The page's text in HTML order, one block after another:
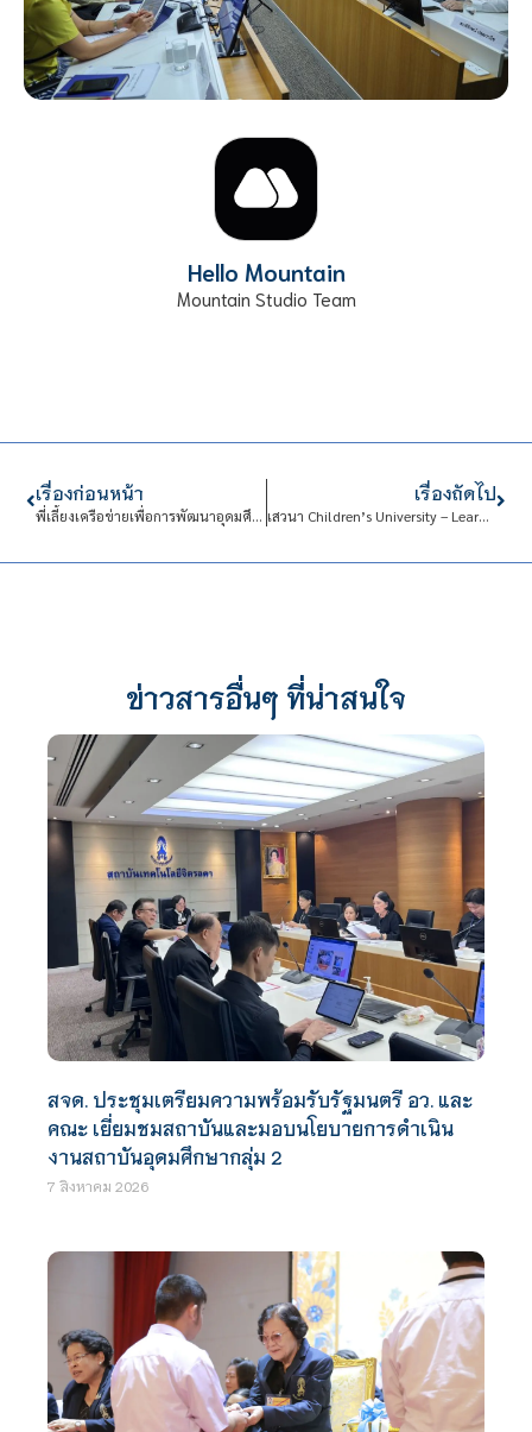
Hello Mountain
Mountain Studio Team
เรื่องก่อนหน้า
พี่เลี้ยงเครือข่ายเพื่อการพัฒนาอุดมศึกษา
เรื่องถัดไป
เสวนา Children’s University – Learning in an Extracurricular Learning Center” The 10th Anniversary Celebration of Thailand Children’s University
ข่าวสารอื่นๆ ที่น่าสนใจ
สจด. ประชุมเตรียมความพร้อมรับรัฐมนตรี อว. และ
คณะ เยี่ยมชมสถาบันและมอบนโยบายการดำเนิน
งานสถาบันอุดมศึกษากลุ่ม 2
7 สิงหาคม 2026